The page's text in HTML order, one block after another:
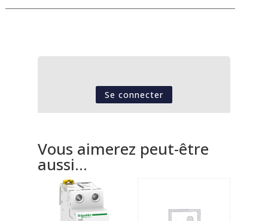
Se connecter
Vous aimerez peut-être
aussi…